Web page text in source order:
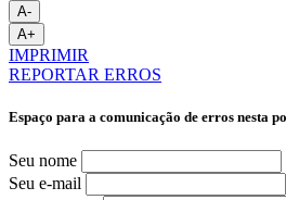
A-
A+
IMPRIMIR
REPORTAR ERROS
Espaço para a comunicação de erros nesta
Seu nome
Seu e-mail